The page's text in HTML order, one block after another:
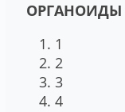
ОРГАНОИДЫ
1
2
3
4